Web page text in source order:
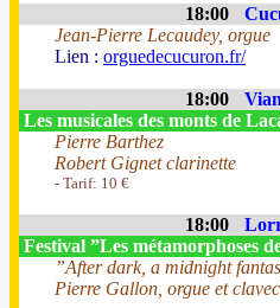
18:00
Jean-Pierre Lecaudey, orgue
Lien : orguedecucuron.fr/
18:00
Les musicales des monts de
Pierre Barthez
Robert Gignet clarinette
- Tarif: 10 €
18:00
Festival ”Les métamorphoses
”After dark, a midnight
Pierre Gallon, orgue et